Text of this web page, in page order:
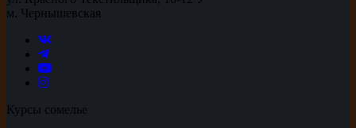
м. Чернышевская
Курсы сомелье